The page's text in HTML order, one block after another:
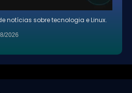
notícias sobre tecnologia e Linux.
2026